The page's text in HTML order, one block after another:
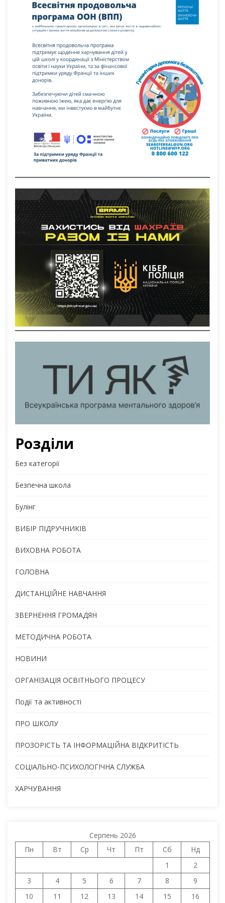
Розділи
Без категорії
Безпечна школа
Булінг
ВИБІР ПІДРУЧНИКІВ
ВИХОВНА РОБОТА
ГОЛОВНА
ДИСТАНЦІЙНЕ НАВЧАННЯ
ЗВЕРНЕННЯ ГРОМАДЯН
МЕТОДИЧНА РОБОТА
НОВИНИ
ОРГАНІЗАЦІЯ ОСВІТНЬОГО ПРОЦЕСУ
Події та активності
ПРО ШКОЛУ
ПРОЗОРІСТЬ ТА ІНФОРМАЦІЙНА ВІДКРИТІСТЬ
СОЦІАЛЬНО-ПСИХОЛОГІЧНА СЛУЖБА
ХАРЧУВАННЯ
Серпень 2026
Пн
Вт Ср Чт Пт Сб
Нд
1
2
3
4 5 6 7 8
9
10
11 12 13 14 15 16